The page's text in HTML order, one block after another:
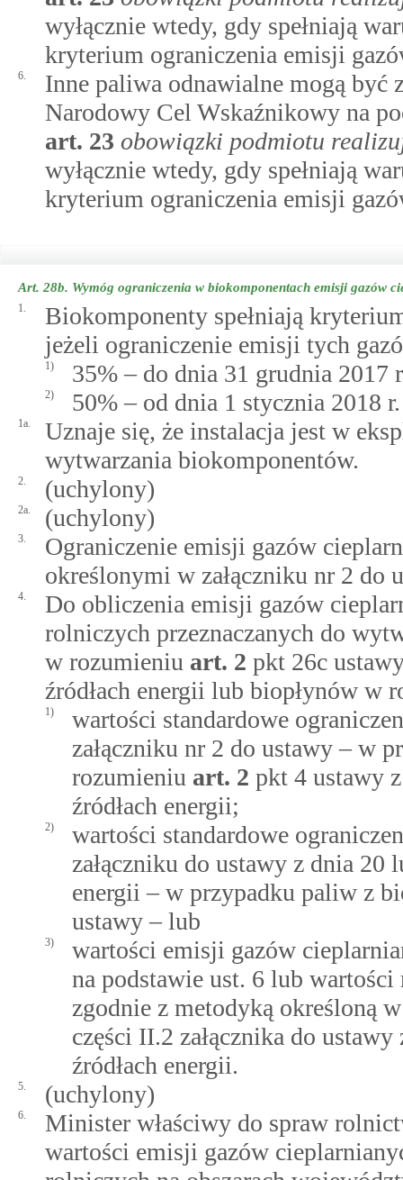
wyłącznie wtedy, gdy spełniają
kryterium ograniczenia emisji
6.
Inne paliwa odnawialne mogą
Narodowy Cel Wskaźnikowy na
art. 23 obowiązki podmiotu
wyłącznie wtedy, gdy spełniają
kryterium ograniczenia emisji
Art. 28b. Wymóg ograniczenia w biokomponentach emisji gazów
1.
Biokomponenty spełniają
jeżeli ograniczenie emisji tych
1) 35% – do dnia 31 grudnia 2017
2) 50% – od dnia 1 stycznia 2018 r.
1a.
Uznaje się, że instalacja jest w
wytwarzania biokomponentów.
2. (uchylony)
2a. (uchylony)
3.
Ograniczenie emisji gazów
określonymi w załączniku nr 2 do
4.
Do obliczenia emisji gazów
rolniczych przeznaczanych do
w rozumieniu art. 2 pkt 26c
źródłach energii lub biopłynów w
1)
wartości standardowe
załączniku nr 2 do ustawy – w
rozumieniu art. 2 pkt 4 ustawy
źródłach energii;
2)
wartości standardowe
załączniku do ustawy z dnia 20
energii – w przypadku paliw z
ustawy – lub
3)
wartości emisji gazów
na podstawie ust. 6 lub
zgodnie z metodyką określoną
części II.2 załącznika do
źródłach energii.
5. (uchylony)
6.
Minister właściwy do spraw
wartości emisji gazów